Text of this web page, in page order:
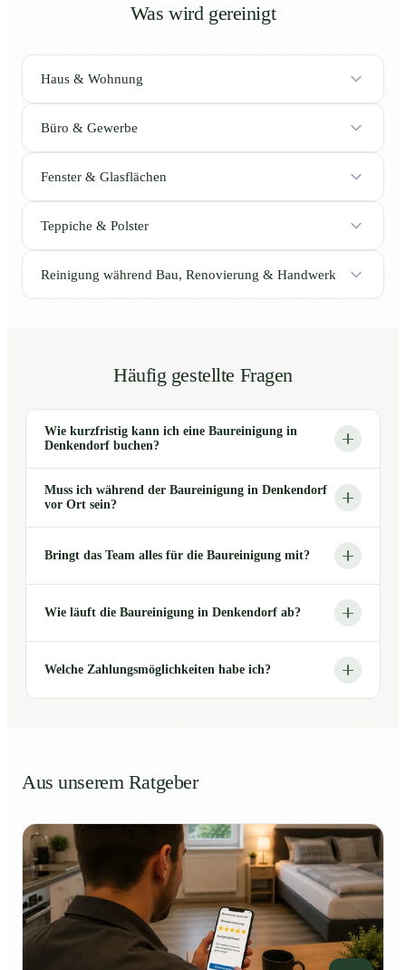
Was wird gereinigt
Haus & Wohnung
Büro & Gewerbe
Fenster & Glasflächen
Teppiche & Polster
Reinigung während Bau, Renovierung & Handwerk
Häufig gestellte Fragen
Wie kurzfristig kann ich eine Baureinigung in
Denkendorf buchen?
Muss ich während der Baureinigung in Denkendorf
vor Ort sein?
Bringt das Team alles für die Baureinigung mit?
Wie läuft die Baureinigung in Denkendorf ab?
Welche Zahlungsmöglichkeiten habe ich?
Aus unserem Ratgeber